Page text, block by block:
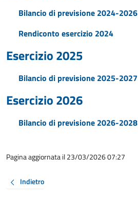
Bilancio di previsione 2024-2026
Rendiconto esercizio 2024
Esercizio 2025
Bilancio di previsione 2025-2027
Esercizio 2026
Bilancio di previsione 2026-2028
Pagina aggiornata il 23/03/2026 07:27
Indietro